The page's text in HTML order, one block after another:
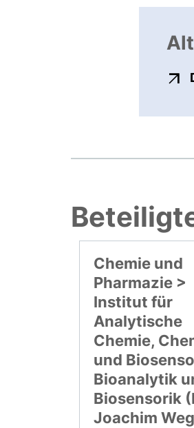
Chemie und
Pharmazie >
Institut für
Analytische
Chemie,
und
Bioanalytik
Biosensorik
Joachim